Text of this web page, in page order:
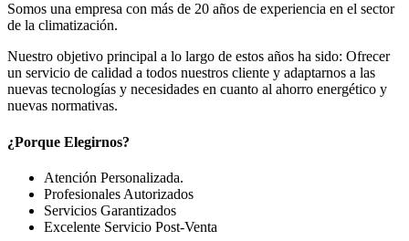
Somos una empresa con más de 20 años de experiencia en el sector
de la climatización.
Nuestro objetivo principal a lo largo de estos años ha sido: Ofrecer
un servicio de calidad a todos nuestros cliente y adaptarnos a las
nuevas tecnologías y necesidades en cuanto al ahorro energético y
nuevas normativas.
¿Porque Elegirnos?
Atención Personalizada.
Profesionales Autorizados
Servicios Garantizados
Excelente Servicio Post-Venta